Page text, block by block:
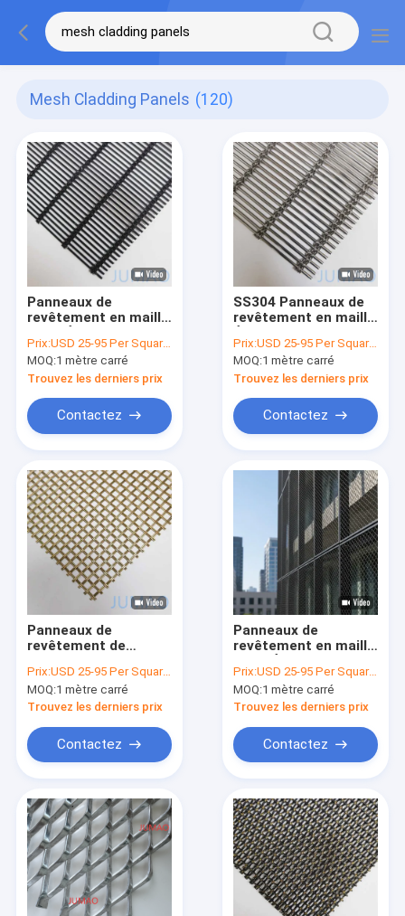
Mesh Cladding Panels (120)
Panneaux de
revêtement en maille
Façades de
construction
architecturale
Prix:USD 25-95 Per Square Meter
MOQ:1 mètre carré
Trouvez les derniers prix
Contactez
SS304 Panneaux de
revêtement en maille
architecturales
Prix:USD 25-95 Per Square Meter
MOQ:1 mètre carré
Trouvez les derniers prix
Contactez
Panneaux de
revêtement de
inoxydable
Prix:USD 25-95 Per Square Meter
MOQ:1 mètre carré
Trouvez les derniers prix
Contactez
Panneaux de
revêtement en maille
Façades de
construction
architecturale
Prix:USD 25-95 Per Square Meter
MOQ:1 mètre carré
Trouvez les derniers prix
Contactez